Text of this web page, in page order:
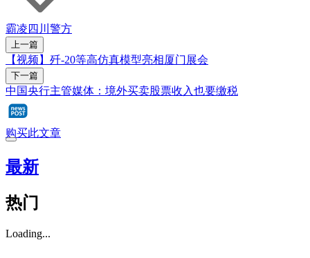
霸凌 四川 警方
上一篇
【视频】歼-20等高仿真模型亮相厦门展会
下一篇
中国央行主管媒体：境外买卖股票收入也要缴税
购买此文章
最新
热门
Loading...